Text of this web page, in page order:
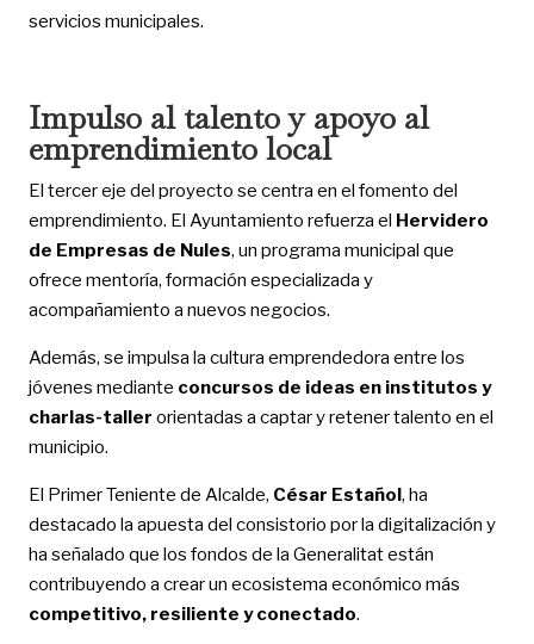
servicios municipales.
Impulso al talento y apoyo al
emprendimiento local
El tercer eje del proyecto se centra en el fomento del
emprendimiento. El Ayuntamiento refuerza el Hervidero
de Empresas de Nules, un programa municipal que
ofrece mentoría, formación especializada y
acompañamiento a nuevos negocios.
Además, se impulsa la cultura emprendedora entre los
jóvenes mediante concursos de ideas en institutos y
charlas-taller orientadas a captar y retener talento en el
municipio.
El Primer Teniente de Alcalde, César Estañol, ha
destacado la apuesta del consistorio por la digitalización y
ha señalado que los fondos de la Generalitat están
contribuyendo a crear un ecosistema económico más
competitivo, resiliente y conectado.